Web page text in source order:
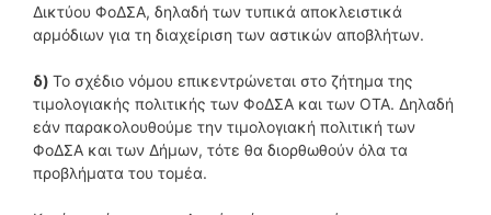
Δικτύου ΦοΔΣΑ, δηλαδή των τυπικά αποκλειστικά
αρμόδιων για τη διαχείριση των αστικών αποβλήτων.
δ) Το σχέδιο νόμου επικεντρώνεται στο ζήτημα της
τιμολογιακής πολιτικής των ΦοΔΣΑ και των ΟΤΑ. Δηλαδή
εάν παρακολουθούμε την τιμολογιακή πολιτική των
ΦοΔΣΑ και των Δήμων, τότε θα διορθωθούν όλα τα
προβλήματα του τομέα.